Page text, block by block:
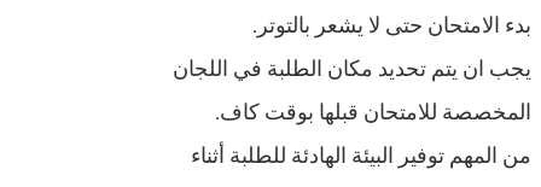
بدء الامتحان حتى لا يشعر بالتوتر.
يجب ان يتم تحديد مكان الطلبة في اللجان
المخصصة للامتحان قبلها بوقت كاف.
من المهم توفير البيئة الهادئة للطلبة أثناء